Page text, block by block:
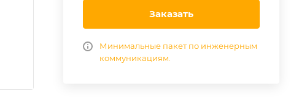
Заказать
Минимальные пакет по инженерным
коммуникациям.